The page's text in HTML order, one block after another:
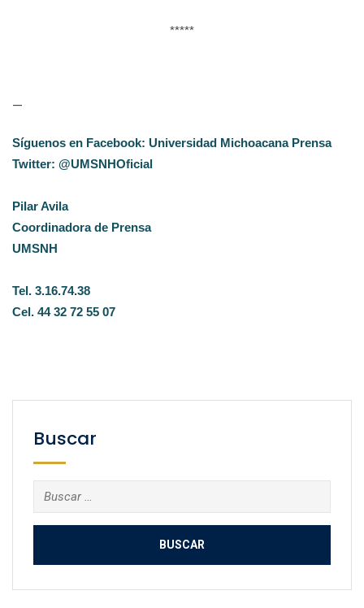
*****
—
Síguenos en Facebook: Universidad Michoacana Prensa
Twitter: @UMSNHOficial
Pilar Avila
Coordinadora de Prensa
UMSNH
Tel. 3.16.74.38
Cel. 44 32 72 55 07
Buscar
Buscar: